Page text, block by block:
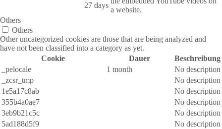
27 days
a website.
Others
Others
Other uncategorized cookies are those that are being analyzed and
have not been classified into a category as yet.
Cookie
Dauer
Beschreibung
_pelocale
1 month
No description
_zcsr_tmp
No description
1e5a17c8ab
No description
355b4a0ae7
No description
3eb9b21c5c
No description
5ad188d5f9
No description